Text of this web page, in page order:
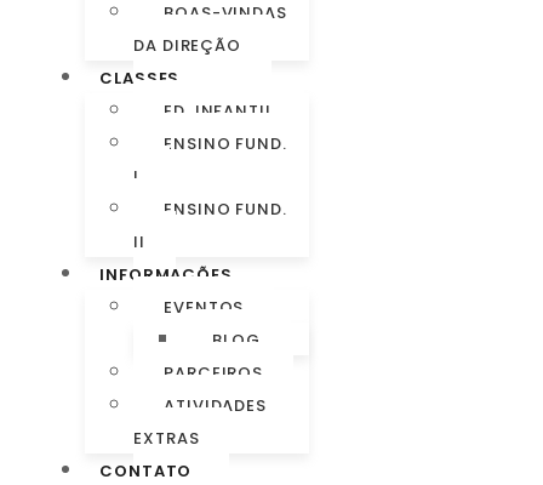
BOAS-VINDAS
DA DIREÇÃO
CLASSES
ED. INFANTIL
ENSINO FUND.
I
ENSINO FUND.
II
INFORMAÇÕES
EVENTOS
BLOG
PARCEIROS
ATIVIDADES
EXTRAS
CONTATO